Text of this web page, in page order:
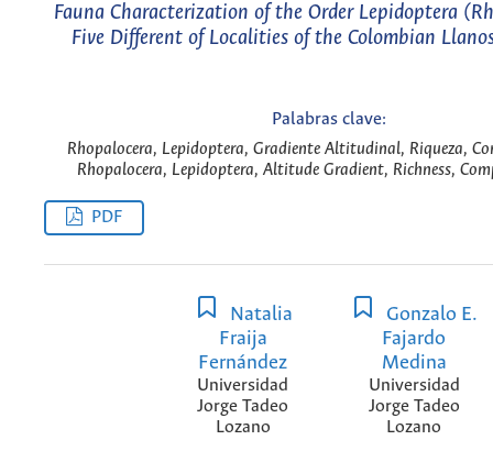
Fauna Characterization of the Order Lepidoptera
Five Different of Localities of the Colombian
Palabras clave:
Rhopalocera, Lepidoptera, Gradiente Altitudinal, Riqueza,
Rhopalocera, Lepidoptera, Altitude Gradient, Richness,
PDF
Natalia
Fraija
Fernández
Universidad
Jorge Tadeo
Lozano
Gonzalo E.
Fajardo
Medina
Universidad
Jorge Tadeo
Lozano